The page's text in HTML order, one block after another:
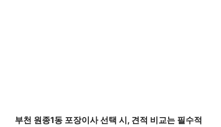
부천 원종1동 포장이사 선택 시, 견적 비교는 필수적